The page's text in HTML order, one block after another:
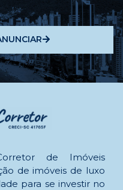
de Imóveis
de imóveis de luxo
para se investir no